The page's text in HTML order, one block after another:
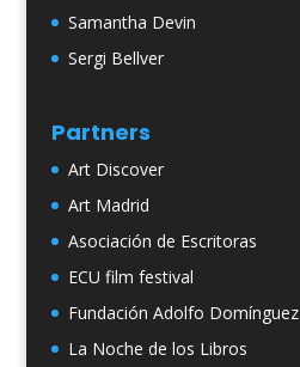
Samantha Devin
Sergi Bellver
Partners
Art Discover
Art Madrid
Asociación de Escritoras
ECU film festival
Fundación Adolfo Domínguez
La Noche de los Libros